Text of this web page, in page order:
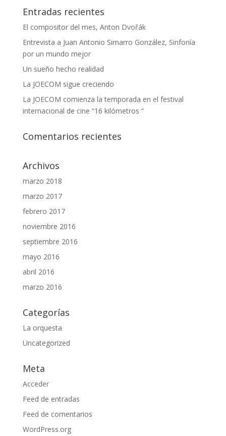
Entradas recientes
El compositor del mes, Anton Dvořák
Entrevista a Juan Antonio Simarro González, Sinfonía
por un mundo mejor
Un sueño hecho realidad
La JOECOM sigue creciendo
La JOECOM comienza la temporada en el festival
internacional de cine “16 kilómetros “
Comentarios recientes
Archivos
marzo 2018
marzo 2017
febrero 2017
noviembre 2016
septiembre 2016
mayo 2016
abril 2016
marzo 2016
Categorías
La orquesta
Uncategorized
Meta
Acceder
Feed de entradas
Feed de comentarios
WordPress.org